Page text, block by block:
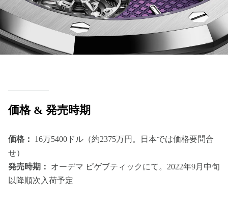
価格 & 発売時期
価格：
16万5400ドル（約2375万円。日本では価格要問合
せ）
発売時期：
オーデマ ピゲブティックにて。2022年9月中旬
以降順次入荷予定